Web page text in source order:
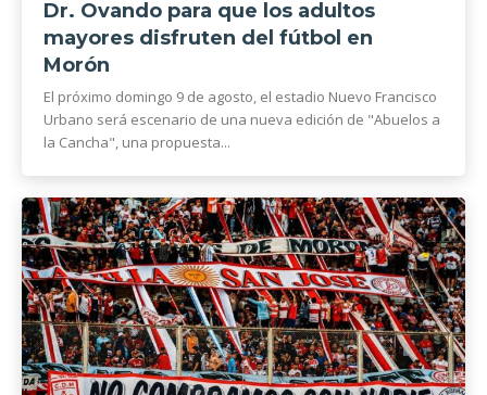
Dr. Ovando para que los adultos
mayores disfruten del fútbol en
Morón
El próximo domingo 9 de agosto, el estadio Nuevo Francisco
Urbano será escenario de una nueva edición de "Abuelos a
la Cancha", una propuesta...